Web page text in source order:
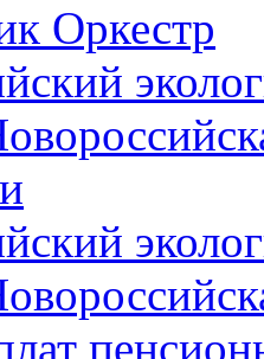
Оркестр